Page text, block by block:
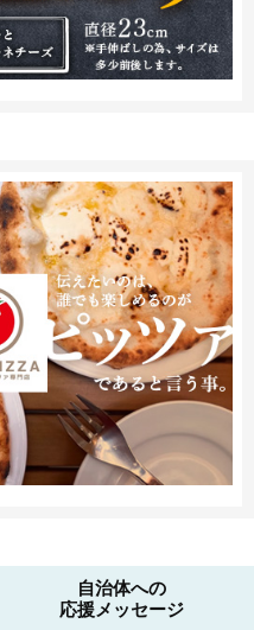
自治体への
応援メッセージ